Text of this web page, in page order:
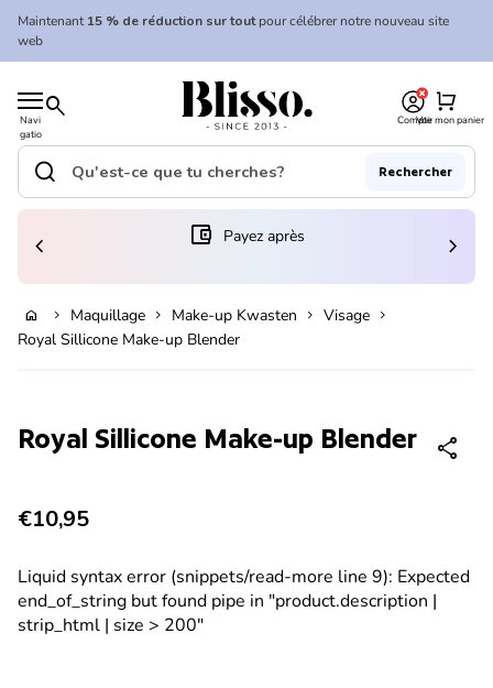
Skip to content
Maintenant15 % de réduction sur toutpour célébrer notre nouveau site
web
Navi
gatio
n
mobil
search
Accueil
CompteVoir mon panier
shopping_cart
Accueil
Recherche"
search Rechercher
(le lien s'ouvre dans un nouvel onglet/fenêtre)
account_balance_wallet Payez après
chevron_left chevron_right
home chevron_right Maquillage chevron_right Make-up Kwasten chevron_right Visage chevron_right
Royal Sillicone Make-up Blender
Royal Sillicone Make-up Blender share
Prix normal
€10,95
Liquid syntax error (snippets/read-more line 9): Expected
end_of_string but found pipe in "product.description |
strip_html | size > 200"